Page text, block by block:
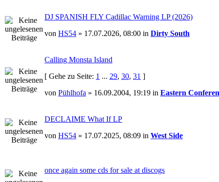
DJ SPANISH FLY Cadillac Warning LP (2026)
von HS54 » 17.07.2026, 08:00 in Dirty South
Calling Monsta Island
[ Gehe zu Seite: 1 ... 29, 30, 31 ]
von Pühlhofa » 16.09.2004, 19:19 in Eastern
DECLAIME What If LP
von HS54 » 17.07.2025, 08:09 in West Side
once again some cds for sale at discogs